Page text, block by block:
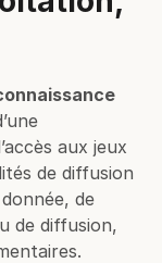
aux jeux
de diffusion
de
de diffusion,